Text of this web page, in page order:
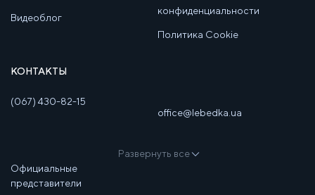
Видеоблог
конфиденциальности
Политика Cookie
КОНТАКТЫ
(067) 430-82-15
office@lebedka.ua
Развернуть все
Официальные
представители